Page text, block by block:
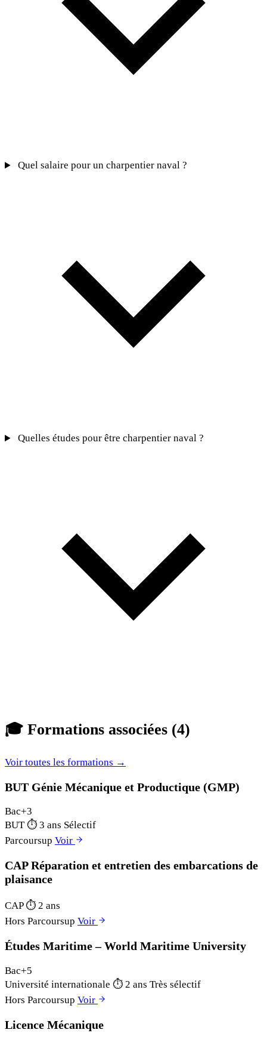
Quel salaire pour un charpentier naval ?
Quelles études pour être charpentier naval ?
🎓 Formations associées (4)
Voir toutes les formations →
BUT Génie Mécanique et Productique (GMP)
Bac+3
BUT ⏱ 3 ans Sélectif
Parcoursup Voir
CAP Réparation et entretien des embarcations de
plaisance
CAP ⏱ 2 ans
Hors Parcoursup Voir
Études Maritime – World Maritime University
Bac+5
Université internationale ⏱ 2 ans Très sélectif
Hors Parcoursup Voir
Licence Mécanique